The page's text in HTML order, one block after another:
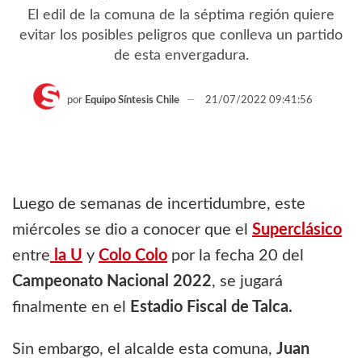
El edil de la comuna de la séptima región quiere
evitar los posibles peligros que conlleva un partido
de esta envergadura.
por Equipo Síntesis Chile 21/07/2022 09:41:56
Luego de semanas de incertidumbre, este
miércoles se dio a conocer que el Superclásico
entre la U y Colo Colo por la fecha 20 del
Campeonato Nacional 2022, se jugará
finalmente en el
Estadio Fiscal de Talca.
Sin embargo, el alcalde esta comuna, Juan